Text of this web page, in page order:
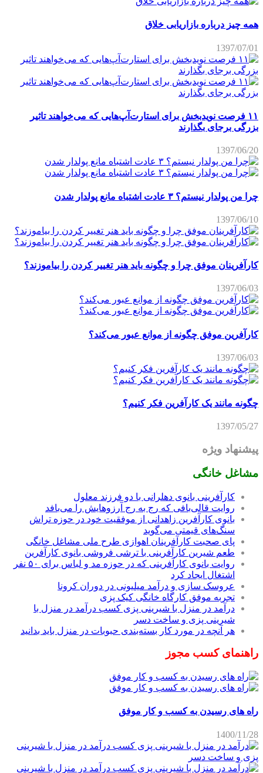
همه چیز درباره بازاریابی خلاق
1397/07/01
۱۱ فرصت نویدبخش برای استارت‌آپ‌هایی که می‌خواهند تاثیر
بزرگی برجای بگذارند
1397/06/20
چرا من پولدار نیستم؟ ۳ عادت اشتباه مانع پولدار شدن
1397/06/10
کارآفرینان موفق چرا و چگونه باید هنر تغییر کردن را بیاموزند؟
1397/06/03
کارآفرین موفق چگونه از موانع عبور می‌کند؟
1397/06/03
چگونه مانند یک کارآفرین فکر کنیم؟
1397/05/27
پیشنهاد ویژه
مشاغل خانگی
کارآفرینی بانوی دهلرانی با دو فرزند معلول
روایت قالی‌بافی که رج به رج آرزوهایش را می‌بافد
بانوی کارآفرین زاهدانی از موفقیت خود در حوزه تراش
سنگ‌های قیمتی می‌گوید
پای صحبت کارآفرینان اهوازی طرح ملی مشاغل خانگی
طعم شیرین کارآفرینی با ترشی فروشی بانوی کارآفرین
روایت بانوی کارآفرینی که در حوزه مد و لباس برای ۵۰ نفر
اشتغال ایجاد کرد
عروسک سازی و درآمد میلیونی در دوران کرونا
تجربه موفق کارگاه خانگی کیک پزی
درآمد در منزل با شیرینی پزی کسب درآمد در منزل با
شیرینی پزی و ساخت دسر
هر آنچه در مورد کار بسته‌بندی حبوبات در منزل باید بدانید
راهنمای کسب مجوز
راه های رسیدن به کسب و کار موفق
1400/11/28